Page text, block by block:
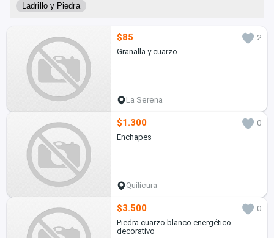
Ladrillo y Piedra
$85
2
Granalla y cuarzo
La Serena
$1.300
0
Enchapes
Quilicura
$3.500
0
Piedra cuarzo blanco energético
decorativo